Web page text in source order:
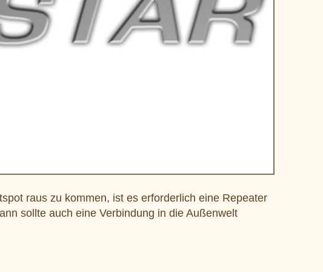
raus zu kommen, ist es erforderlich eine Repeater
sollte auch eine Verbindung in die Außenwelt